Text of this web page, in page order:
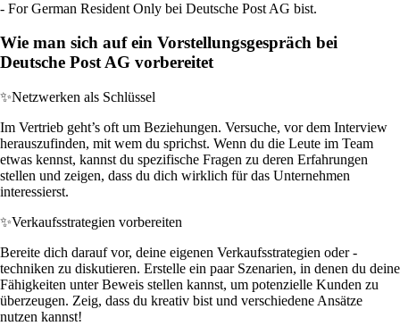
- For German Resident Only bei Deutsche Post AG bist.
Wie man sich auf ein Vorstellungsgespräch bei
Deutsche Post AG vorbereitet
✨Netzwerken als Schlüssel
Im Vertrieb geht’s oft um Beziehungen. Versuche, vor dem Interview
herauszufinden, mit wem du sprichst. Wenn du die Leute im Team
etwas kennst, kannst du spezifische Fragen zu deren Erfahrungen
stellen und zeigen, dass du dich wirklich für das Unternehmen
interessierst.
✨Verkaufsstrategien vorbereiten
Bereite dich darauf vor, deine eigenen Verkaufsstrategien oder -
techniken zu diskutieren. Erstelle ein paar Szenarien, in denen du deine
Fähigkeiten unter Beweis stellen kannst, um potenzielle Kunden zu
überzeugen. Zeig, dass du kreativ bist und verschiedene Ansätze
nutzen kannst!